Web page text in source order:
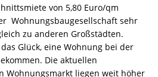
von 5,80 Euro/qm
Wohnungsbaugesellschaft sehr
zu anderen Großstädten.
Glück, eine Wohnung bei der
Die aktuellen
Wohnungsmarkt liegen weit höher